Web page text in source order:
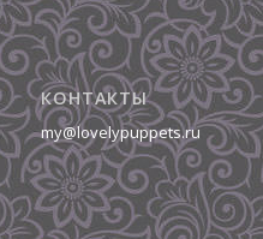
КОНТАКТЫ
my@lovelypuppets.ru